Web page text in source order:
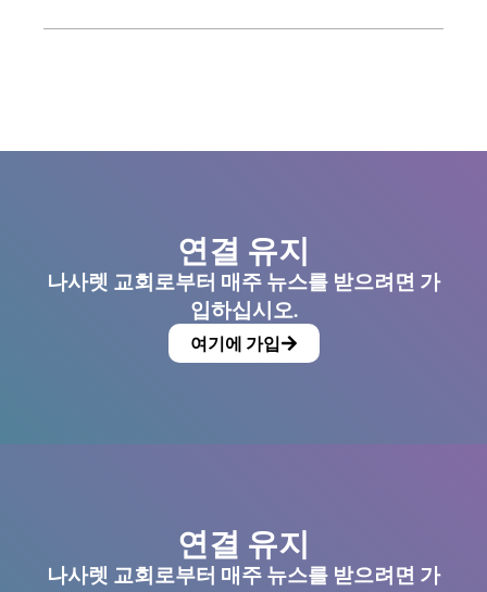
연결 유지
나사렛 교회로부터 매주 뉴스를 받으려면 가
입하십시오.
여기에 가입
연결 유지
나사렛 교회로부터 매주 뉴스를 받으려면 가